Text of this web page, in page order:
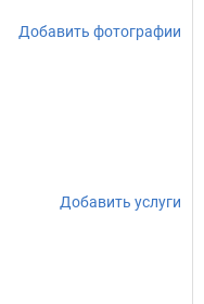
Добавить фотографии
Добавить услуги